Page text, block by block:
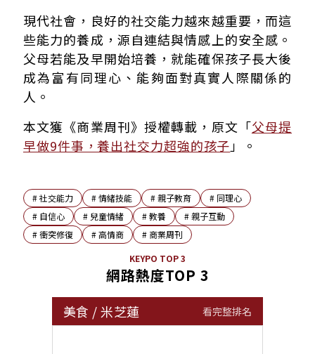
現代社會，良好的社交能力越來越重要，而這
些能力的養成，源自連結與情感上的安全感。
父母若能及早開始培養，就能確保孩子長大後
成為富有同理心、能夠面對真實人際關係的
人。
本文獲《商業周刊》授權轉載，原文「父母提
早做9件事，養出社交力超強的孩子 」。
#社交能力 #情緒技能 #親子教育 # 同理心
# 自信心 # 兒童情緒 #教養 #親子互動
#衝突修復 #高情商 # 商業周刊
KEYPO TOP 3
網路熱度TOP 3
美食 /米芝蓮 看完整排名